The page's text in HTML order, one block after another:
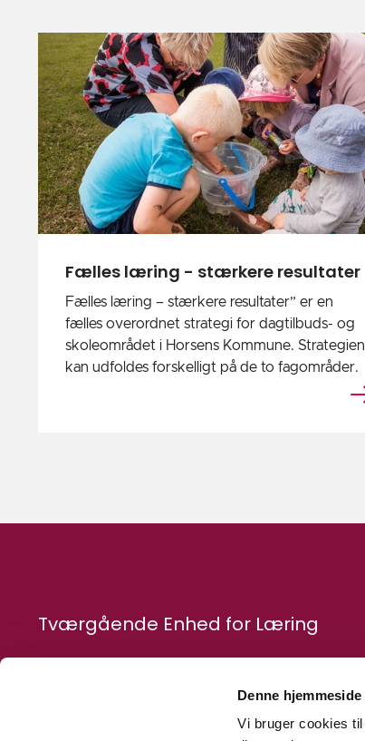
Denne
Vi bruger cookies
Fælles læring - stærkere resultater
Fælles læring – stærkere resultater” er en
fælles overordnet strategi for dagtilbuds- og
skoleområdet i Horsens Kommune. Strategien
kan udfoldes forskelligt på de to fagområder.
Tværgående Enhed for Læring